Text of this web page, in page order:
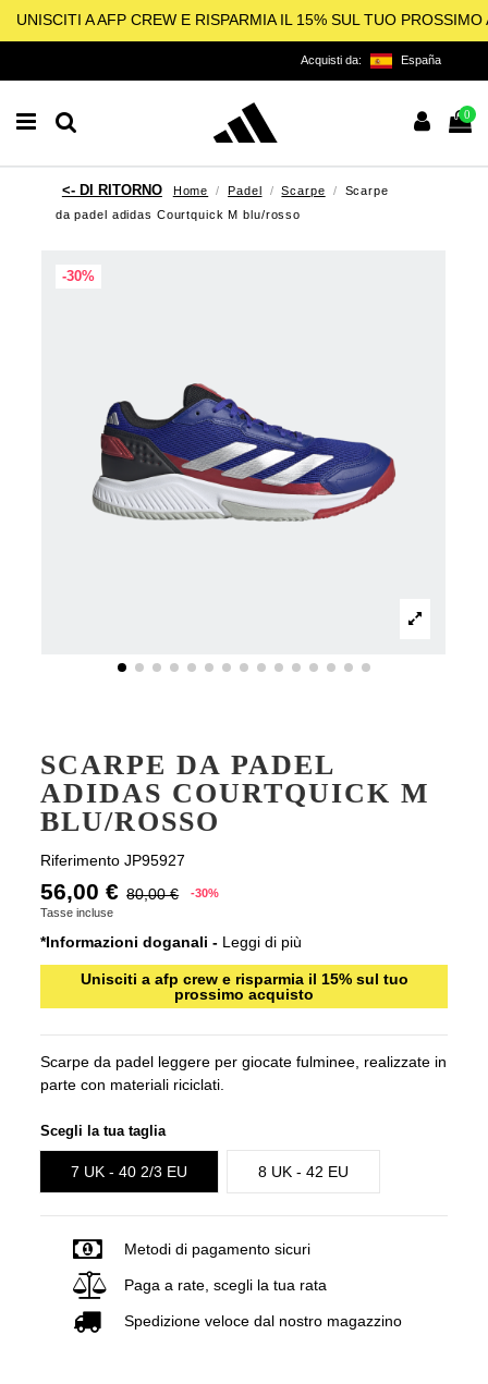
UNISCITI A AFP CREW E RISPARMIA IL 15% SUL TUO PROSSIMO
Acquisti da: España
0
Home Padel Scarpe
Scarpe
da padel adidas Courtquick M blu/rosso
-30%
SCARPE DA PADEL
ADIDAS COURTQUICK M
BLU/ROSSO
Riferimento JP95927
56,00 € 80,00 €
-30%
Tasse incluse
*Informazioni doganali - Leggi di più
Unisciti a afp crew e risparmia il 15% sul tuo
prossimo acquisto
Scarpe da padel leggere per giocate fulminee, realizzate in
parte con materiali riciclati.
Scegli la tua taglia
7 UK - 40 2/3 EU 8 UK - 42 EU
Metodi di pagamento sicuri
Paga a rate, scegli la tua rata
Spedizione veloce dal nostro magazzino